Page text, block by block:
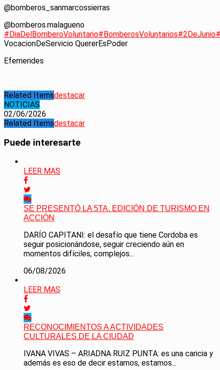
@bomberos_sanmarcossierras
@bomberos.malagueno
#DiaDelBomberoVoluntario#BomberosVoluntarios#2DeJunio
VocacionDeServicio QuererEsPoder
Efemerides
Related Itemsdestacar
NOTICIAS
02/06/2026
Related Itemsdestacar
Puede interesarte
LEER MAS
SE PRESENTÓ LA 5TA. EDICIÓN DE TURISMO EN
ACCIÓN
DARÍO CAPITANI: el desafío que tiene Cordoba es
seguir posicionándose, seguir creciendo aún en
momentos difíciles, complejos...
06/08/2026
LEER MAS
RECONOCIMIENTOS A ACTIVIDADES
CULTURALES DE LA CIUDAD
IVANA VIVAS – ARIADNA RUIZ PUNTA: es una caricia y
además es eso de decir estamos, estamos...